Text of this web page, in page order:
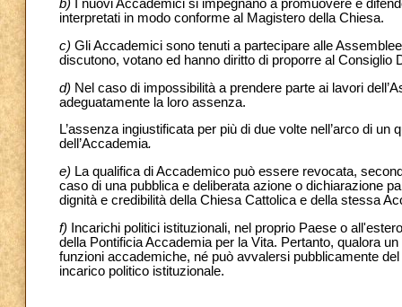
b) I nuovi Accademici si impegnano a promuovere e
interpretati in modo conforme al Magistero della Chiesa.
c) Gli Accademici sono tenuti a partecipare alle
discutono, votano ed hanno diritto di proporre al Consiglio
d) Nel caso di impossibilità a prendere parte ai lavori
adeguatamente la loro assenza.
L’assenza ingiustificata per più di due volte nell’arco di un
dell’Accademia.
e) La qualifica di Accademico può essere revocata,
caso di una pubblica e deliberata azione o dichiarazione
dignità e credibilità della Chiesa Cattolica e della stessa
f) Incarichi politici istituzionali, nel proprio Paese o
della Pontificia Accademia per la Vita. Pertanto, qualora
funzioni accademiche, né può avvalersi pubblicamente
incarico politico istituzionale.